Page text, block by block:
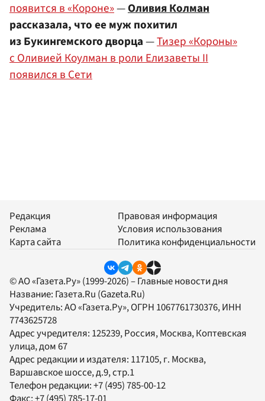
появится в «Короне»—Оливия Колман
рассказала, что ее муж похитил
из Букингемского дворца—Тизер «Короны»
с Оливией Коулман в роли Елизаветы II
появился в Сети
Редакция
Реклама
Карта сайта
Правовая информация
Условия использования
Политика конфиденциальности
© АО «Газета.Ру» (1999-2026) – Главные новости дня
Название: Газета.Ru (Gazeta.Ru)
Учредитель:АО «Газета.Ру», ОГРН 1067761730376, ИНН
7743625728
Адрес учредителя: 125239, Россия, Москва, Коптевская
улица, дом 67
Адрес редакции и издателя: 117105, г. Москва,
Варшавское шоссе, д.9, стр.1
Телефон редакции:+7 (495) 785-00-12